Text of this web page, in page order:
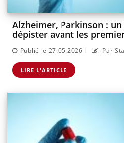
Alzheimer, Parkinson :
dépister avant les
Publié le 27.05.2026 | Par
LIRE L'ARTICLE